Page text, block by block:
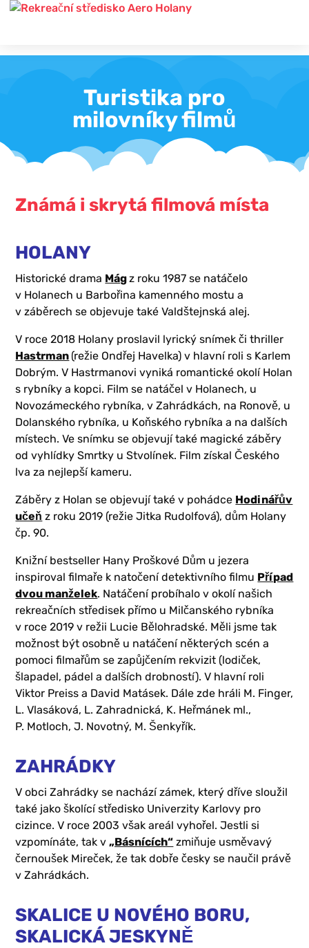
Turistika pro
milovníky filmů
Známá i skrytá filmová místa
HOLANY
Historické drama Mágz roku 1987 se natáčelo
v Holanech u Barbořina kamenného mostu a
v záběrech se objevuje také Valdštejnská alej.
V roce 2018 Holany proslavil lyrický snímek či thriller
Hastrman (režie Ondřej Havelka) v hlavní roli s Karlem
Dobrým. V Hastrmanovi vyniká romantické okolí Holan
s rybníky a kopci. Film se natáčel v Holanech, u
Novozámeckého rybníka, v Zahrádkách, na Ronově, u
Dolanského rybníka, u Koňského rybníka a na dalších
místech. Ve snímku se objevují také magické záběry
od vyhlídky Smrtky u Stvolínek. Film získal Českého
lva za nejlepší kameru.
Záběry z Holan se objevují také v pohádce Hodinářův
učeň z roku 2019 (režie Jitka Rudolfová), dům Holany
čp. 90.
Knižní bestseller Hany Proškové Dům u jezera
inspiroval filmaře k natočení detektivního filmu Případ
dvou manželek. Natáčení probíhalo v okolí našich
rekreačních středisek přímo u Milčanského rybníka
v roce 2019 v režii Lucie Bělohradské. Měli jsme tak
možnost být osobně u natáčení některých scén a
pomoci filmařům se zapůjčením rekvizit (lodiček,
šlapadel, pádel a dalších drobností). V hlavní roli
Viktor Preiss a David Matásek. Dále zde hráli M. Finger,
L. Vlasáková, L. Zahradnická, K. Heřmánek ml.,
P. Motloch, J. Novotný, M. Šenkyřík.
ZAHRÁDKY
V obci Zahrádky se nachází zámek, který dříve sloužil
také jako školící středisko Univerzity Karlovy pro
cizince. V roce 2003 však areál vyhořel. Jestli si
vzpomínáte, tak v„Básnících“ zmiňuje usměvavý
černoušek Mireček, že tak dobře česky se naučil právě
v Zahrádkách.
SKALICE U NOVÉHO BORU,
SKALICKÁ JESKYNĚ